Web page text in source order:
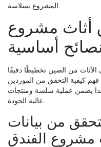
أثاث مشروع
نصائح أساسية
من الصين تخطيطًا دقيقًا
كيفية التحقق من الموردين
يضمن عملية سلسة ومنتجات
عالية الجودة.
من بيانات
مشروع الفندق